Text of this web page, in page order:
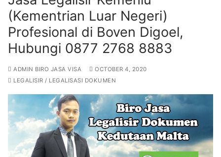
(Kementrian Luar Negeri)
Profesional di Boven Digoel,
Hubungi 0877 2768 8883
ADMIN BIRO JASA VISA
OCTOBER 4, 2020
LEGALISIR / LEGALISASI DOKUMEN